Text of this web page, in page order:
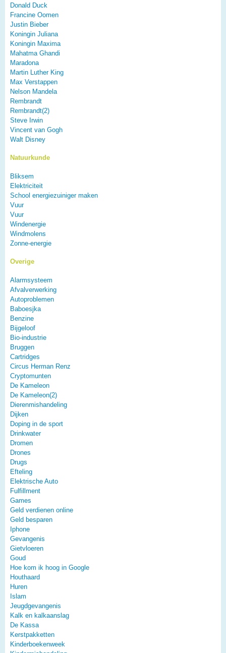
Donald Duck
Francine Oomen
Justin Bieber
Koningin Juliana
Koningin Maxima
Mahatma Ghandi
Maradona
Martin Luther King
Max Verstappen
Nelson Mandela
Rembrandt
Rembrandt(2)
Steve Irwin
Vincent van Gogh
Walt Disney
Natuurkunde
Bliksem
Elektriciteit
School energiezuiniger maken
Vuur
Vuur
Windenergie
Windmolens
Zonne-energie
Overige
Alarmsysteem
Afvalverwerking
Autoproblemen
Baboesjka
Benzine
Bijgeloof
Bio-industrie
Bruggen
Cartridges
Circus Herman Renz
Cryptomunten
De Kameleon
De Kameleon(2)
Dierenmishandeling
Dijken
Doping in de sport
Drinkwater
Dromen
Drones
Drugs
Efteling
Elektrische Auto
Fulfillment
Games
Geld verdienen online
Geld besparen
Iphone
Gevangenis
Gietvloeren
Goud
Hoe kom ik hoog in Google
Houthaard
Huren
Islam
Jeugdgevangenis
Kalk en kalkaanslag
De Kassa
Kerstpakketten
Kinderboekenweek